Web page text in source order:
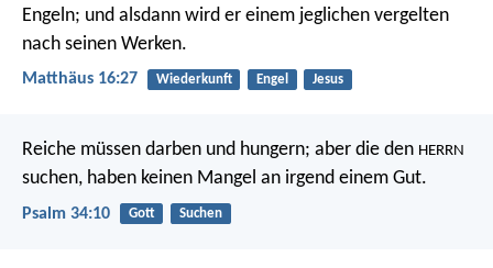
Engeln; und alsdann wird er einem jeglichen vergelten
nach seinen Werken.
Matthäus 16:27 Wiederkunft Engel Jesus
Reiche müssen darben und hungern; aber die den HERRN
suchen, haben keinen Mangel an irgend einem Gut.
Psalm 34:10 Gott Suchen